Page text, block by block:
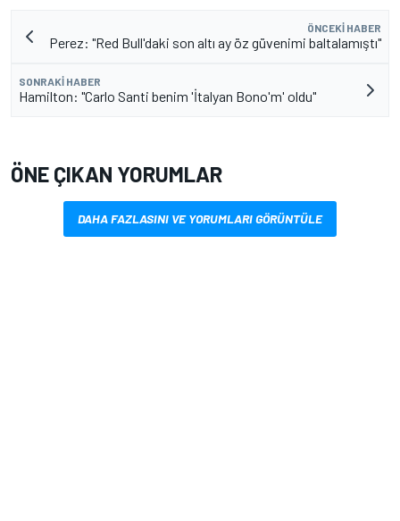
ÖNCEKI HABER
Perez: "Red Bull'daki son altı ay öz güvenimi baltalamıştı"
SONRAKI HABER
Hamilton: "Carlo Santi benim 'İtalyan Bono'm' oldu"
ÖNE ÇIKAN YORUMLAR
DAHA FAZLASINI VE YORUMLARI GÖRÜNTÜLE